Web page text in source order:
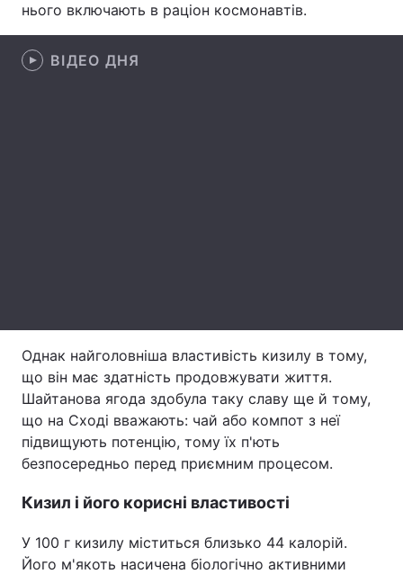
Відео з Youtube Статті
Інтерв'ю
Тема оформлення
нього включають в раціон космонавтів.
ВІДЕО ДНЯ
Однак найголовніша властивість кизилу в тому,
що він має здатність продовжувати життя.
Шайтанова ягода здобула таку славу ще й тому,
що на Сході вважають: чай або компот з неї
підвищують потенцію, тому їх п'ють
безпосередньо перед приємним процесом.
Кизил і його корисні властивості
У 100 г кизилу міститься близько 44 калорій.
Його м'якоть насичена біологічно активними